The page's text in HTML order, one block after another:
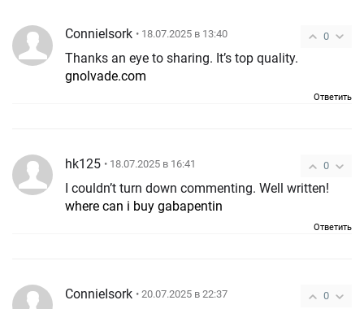
0
ConnieIsork • 18.07.2025 в 13:40
Thanks an eye to sharing. It’s top quality.
gnolvade.com
Ответить
0
hk125 • 18.07.2025 в 16:41
I couldn’t turn down commenting. Well written!
where can i buy gabapentin
Ответить
0
ConnieIsork • 20.07.2025 в 22:37